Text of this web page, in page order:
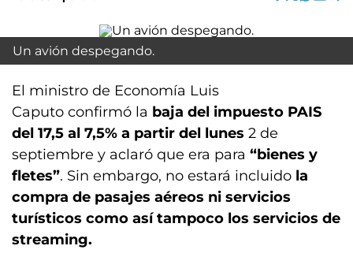
Un avión despegando.
El ministro de Economía Luis
Caputo confirmó la baja del impuesto PAIS
del 17,5 al 7,5% a partir del lunes 2 de
septiembre y aclaró que era para “bienes y
fletes”. Sin embargo, no estará incluido la
compra de pasajes aéreos ni servicios
turísticos como así tampoco los servicios de
streaming.